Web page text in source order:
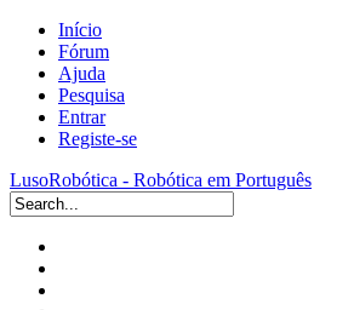
Início
Fórum
Ajuda
Pesquisa
Entrar
Registe-se
LusoRobótica - Robótica em Português